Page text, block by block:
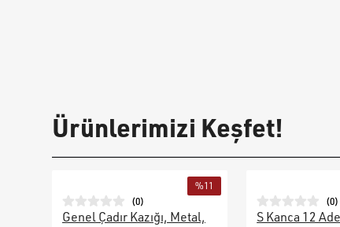
Ürünlerimizi Keşfet!
%11
(0)
Genel Çadır Kazığı, Metal,
(0)
S Kanca 12